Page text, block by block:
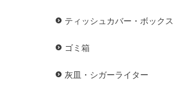
ティッシュカバー・ボックス
ゴミ箱
灰皿・シガーライター